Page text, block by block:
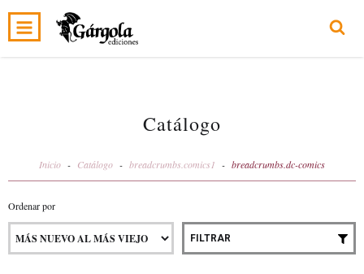
INICIO 0
Catálogo
Inicio - Catálogo - breadcrumbs.comics1 - breadcrumbs.dc-comics
Ordenar por
FILTRAR